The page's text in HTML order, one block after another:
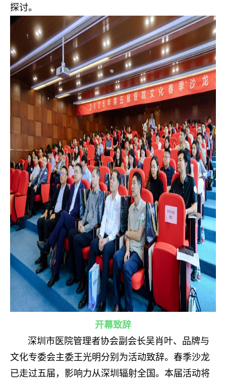
探讨。
开幕致辞
深圳市医院管理者协会副会长吴肖叶、品牌与
文化专委会主委王光明分别为活动致辞。春季沙龙
已走过五届，影响力从深圳辐射全国。本届活动将